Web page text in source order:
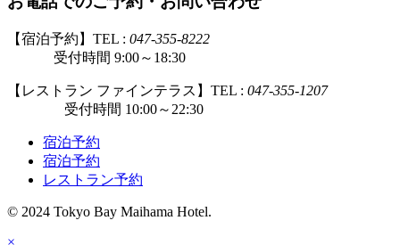
【宿泊予約】TEL : 047-355-8222
受付時間 9:00～18:30
【レストラン ファインテラス】TEL : 047-355-1207
受付時間 10:00～22:30
宿泊予約
宿泊予約
レストラン予約
© 2024 Tokyo Bay Maihama Hotel.
×